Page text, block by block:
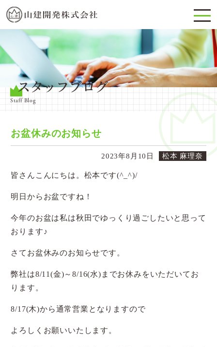
スタッフブログ
Staff Blog
お盆休みのお知らせ
2023年8月10日 松本 麻理奈
皆さんこんにちは。松本です(^_^)/
明日からお盆ですね！
今年のお盆は私は秋田でゆっくり過ごしたいと思って
おります♪
さてお盆休みのお知らせです。
弊社は8/11(金)～8/16(水)までお休みをいただいてお
ります。
8/17(木)から通常営業となりますので
よろしくお願いいたします。